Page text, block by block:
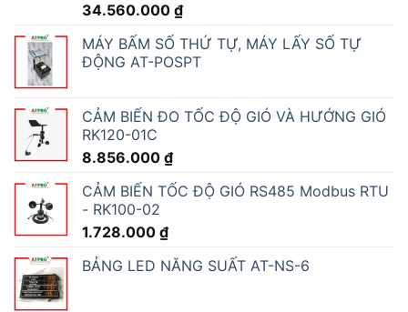
34.560.000 ₫
MÁY BẤM SỐ THỨ TỰ, MÁY LẤY SỐ TỰ
ĐỘNG AT-POSPT
CẢM BIẾN ĐO TỐC ĐỘ GIÓ VÀ HƯỚNG GIÓ
RK120-01C
8.856.000 ₫
CẢM BIẾN TỐC ĐỘ GIÓ RS485 Modbus RTU
- RK100-02
1.728.000 ₫
BẢNG LED NĂNG SUẤT AT-NS-6